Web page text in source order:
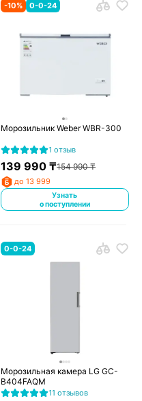
-10% 0-0-24
Морозильник Weber WBR-300
1 отзыв
139 990 ₸154 990₸
до 13 999
Узнать
о поступлении
0-0-24
Морозильная камера LG GC-
B404FAQM
11 отзывов